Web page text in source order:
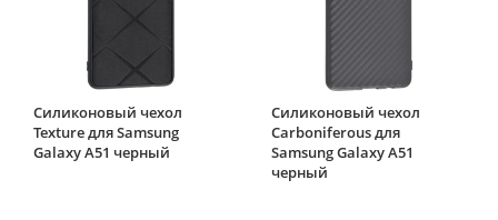
Силиконовый чехол
Texture для Samsung
Galaxy A51 черный
Силиконовый чехол
Carboniferous для
Samsung Galaxy A51
черный